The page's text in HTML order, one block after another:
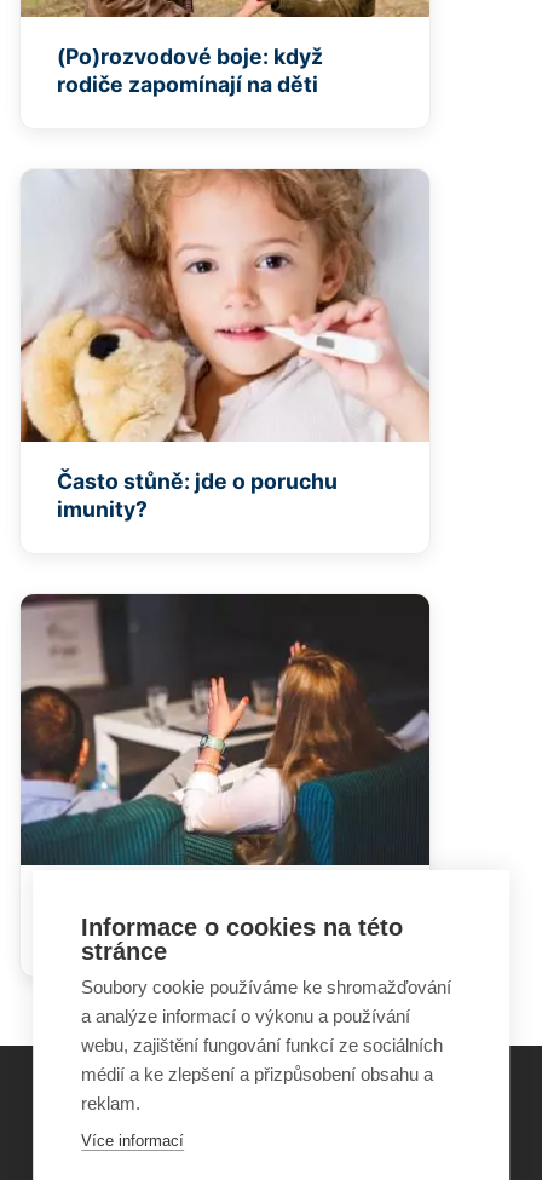
(Po)rozvodové boje: když
rodiče zapomínají na děti
Často stůně: jde o poruchu
imunity?
ublížit i prospět
©Obecně prospěšná společnost Sirius
Informace o cookies na této
stránce
Soubory cookie používáme ke shromažďování
a analýze informací o výkonu a používání
webu, zajištění fungování funkcí ze sociálních
médií a ke zlepšení a přizpůsobení obsahu a
reklam.
Více informací